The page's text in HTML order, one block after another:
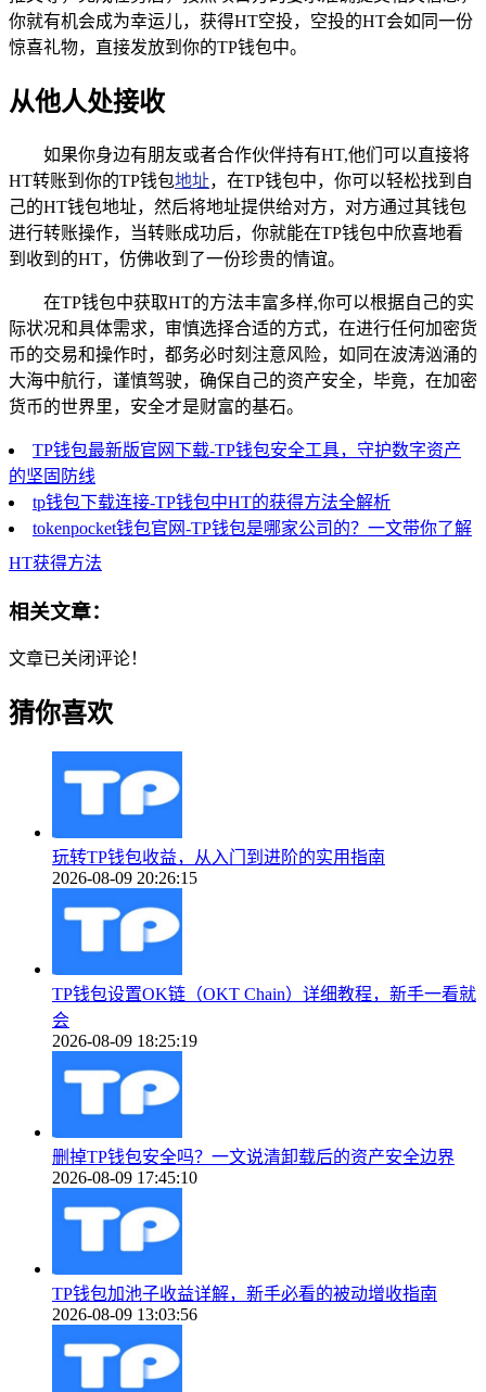
你就有机会成为幸运儿，获得HT空投，空投的HT会如同一份
惊喜礼物，直接发放到你的TP钱包中。
从他人处接收
如果你身边有朋友或者合作伙伴持有HT,他们可以直接将
HT转账到你的TP钱包地址，在TP钱包中，你可以轻松找到自
己的HT钱包地址，然后将地址提供给对方，对方通过其钱包
进行转账操作，当转账成功后，你就能在TP钱包中欣喜地看
到收到的HT，仿佛收到了一份珍贵的情谊。
在TP钱包中获取HT的方法丰富多样,你可以根据自己的实
际状况和具体需求，审慎选择合适的方式，在进行任何加密货
币的交易和操作时，都务必时刻注意风险，如同在波涛汹涌的
大海中航行，谨慎驾驶，确保自己的资产安全，毕竟，在加密
货币的世界里，安全才是财富的基石。
TP钱包最新版官网下载-TP钱包安全工具，守护数字资产
的坚固防线
tp钱包下载连接-TP钱包中HT的获得方法全解析
tokenpocket钱包官网-TP钱包是哪家公司的？一文带你了解
HT获得方法
相关文章：
文章已关闭评论！
猜你喜欢
玩转TP钱包收益，从入门到进阶的实用指南
2026-08-09 20:26:15
TP钱包设置OK链（OKT Chain）详细教程，新手一看就
会
2026-08-09 18:25:19
删掉TP钱包安全吗？一文说清卸载后的资产安全边界
2026-08-09 17:45:10
TP钱包加池子收益详解，新手必看的被动增收指南
2026-08-09 13:03:56